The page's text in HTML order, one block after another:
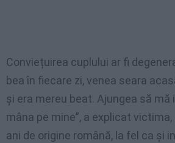
Conviețuirea cuplului ar fi
bea în fiecare zi, venea seara
și era mereu beat. Ajungea să mă
mâna pe mine”, a explicat
ani de origine română, la fel ca și